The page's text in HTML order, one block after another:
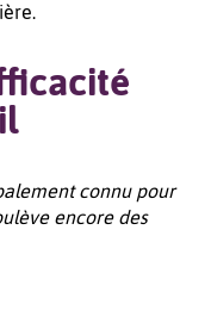
connu pour
encore des